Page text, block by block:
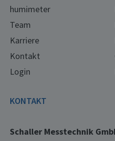
humimeter
Team
Karriere
Kontakt
Login
KONTAKT
Schaller Messtechnik